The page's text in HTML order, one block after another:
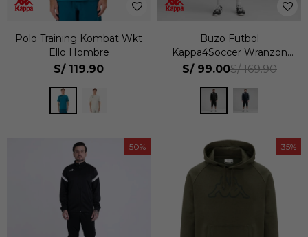
Polo Training Kombat Wkt
Ello Hombre
S/ 119.90
Buzo Futbol
Kappa4Soccer Wranzon
Hombre
S/ 99.00S/ 169.90
50 35